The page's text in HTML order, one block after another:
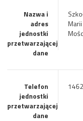
Nazwa i
adres
jednostki
przetwarzającej
dane
Telefon
jednostki
przetwarzającej
dane